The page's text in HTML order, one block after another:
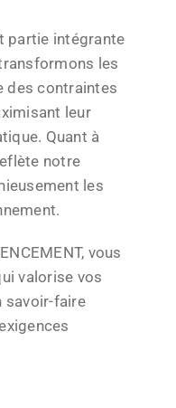
partie intégrante
les
des contraintes
leur
Quant à
notre
les
vous
valorise vos
savoir-faire